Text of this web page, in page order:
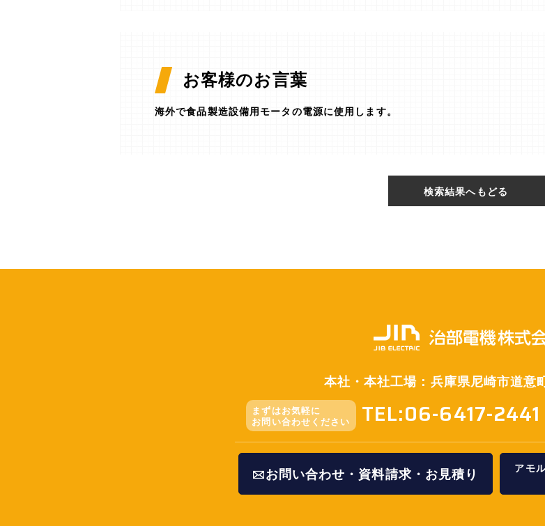
お客様のお言葉
海外で食品製造設備用モータの電源に使用します。
検索結果へもどる
本社・本社工場：兵庫県尼崎市道意
まずはお気軽に
お問い合わせください TEL:06-6417-2441
お問い合わせ・資料請求・お見積り
アモ